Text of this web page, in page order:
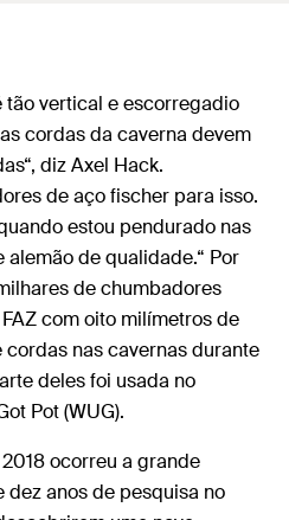
tão vertical e escorregadio
cordas da caverna devem
diz Axel Hack.
de aço fischer para isso.
estou pendurado nas
de qualidade.“ Por
de chumbadores
com oito milímetros de
nas cavernas durante
deles foi usada no
Pot (WUG).
ocorreu a grande
anos de pesquisa no